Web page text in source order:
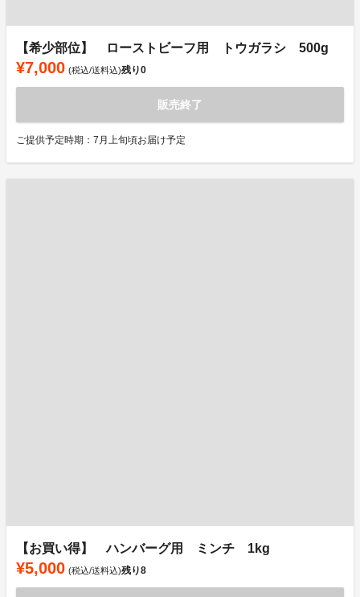
【希少部位】 ローストビーフ用 トウガラシ 500g
¥7,000 (税込/送料込)残り0
販売終了
ご提供予定時期：7月上旬頃お届け予定
【お買い得】 ハンバーグ用 ミンチ 1kg
¥5,000 (税込/送料込)残り8